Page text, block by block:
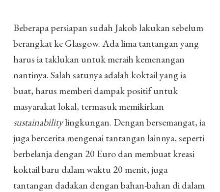
Beberapa persiapan sudah Jakob lakukan sebelum
berangkat ke Glasgow. Ada lima tantangan yang
harus ia taklukan untuk meraih kemenangan
nantinya. Salah satunya adalah koktail yang ia
buat, harus memberi dampak positif untuk
masyarakat lokal, termasuk memikirkan
sustainabilitylingkungan. Dengan bersemangat, ia
juga bercerita mengenai tantangan lainnya, seperti
berbelanja dengan 20 Euro dan membuat kreasi
koktail baru dalam waktu 20 menit, juga
tantangan dadakan dengan bahan-bahan di dalam